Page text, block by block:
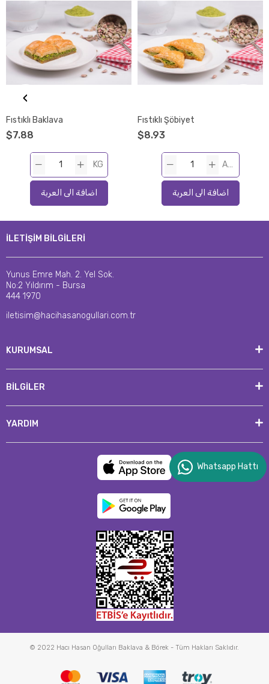
Fıstıklı Baklava
$7.88
KG
اضافة الى العربة
Fıstıklı Şöbiyet
$8.93
ADET
اضافة الى العربة
‹
İLETİŞİM BİLGİLERİ
Yunus Emre Mah. 2. Yel Sok.
No:2 Yıldırım - Bursa
444 1970
iletisim@hacihasanogullari.com.tr
KURUMSAL
BİLGİLER
YARDIM
© 2022 Hacı Hasan Oğulları Baklava & Börek - Tüm Hakları Saklıdır.
Whatsapp Hattı